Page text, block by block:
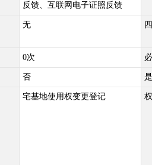
反馈、互联网电子证照反馈
无
0次
否
宅基地使用权变更登记